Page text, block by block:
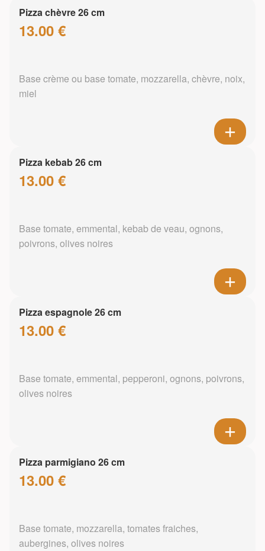
Pizza chèvre 26 cm
13.00 €
Base crème ou base tomate, mozzarella, chèvre, noix,
miel
Pizza kebab 26 cm
13.00 €
Base tomate, emmental, kebab de veau, ognons,
poivrons, olives noires
Pizza espagnole 26 cm
13.00 €
Base tomate, emmental, pepperoni, ognons, poivrons,
olives noires
Pizza parmigiano 26 cm
13.00 €
Base tomate, mozzarella, tomates fraiches,
aubergines, olives noires